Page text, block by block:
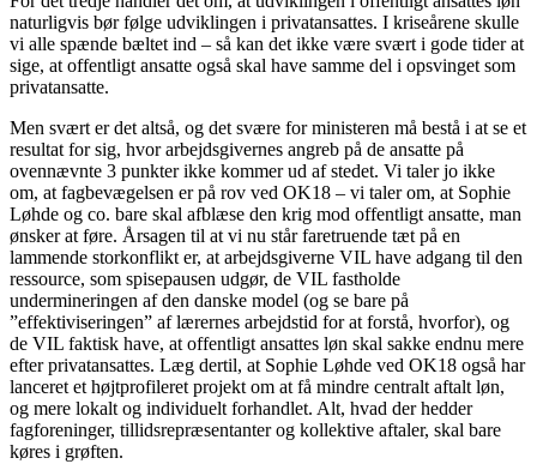
naturligvis bør følge udviklingen i privatansattes. I kriseårene skulle
vi alle spænde bæltet ind – så kan det ikke være svært i gode tider at
sige, at offentligt ansatte også skal have samme del i opsvinget som
privatansatte.
Men svært er det altså, og det svære for ministeren må bestå i at se et
resultat for sig, hvor arbejdsgivernes angreb på de ansatte på
ovennævnte 3 punkter ikke kommer ud af stedet. Vi taler jo ikke
om, at fagbevægelsen er på rov ved OK18 – vi taler om, at Sophie
Løhde og co. bare skal afblæse den krig mod offentligt ansatte, man
ønsker at føre. Årsagen til at vi nu står faretruende tæt på en
lammende storkonflikt er, at arbejdsgiverne VIL have adgang til den
ressource, som spisepausen udgør, de VIL fastholde
undermineringen af den danske model (og se bare på
”effektiviseringen” af lærernes arbejdstid for at forstå, hvorfor), og
de VIL faktisk have, at offentligt ansattes løn skal sakke endnu mere
efter privatansattes. Læg dertil, at Sophie Løhde ved OK18 også har
lanceret et højtprofileret projekt om at få mindre centralt aftalt løn,
og mere lokalt og individuelt forhandlet. Alt, hvad der hedder
fagforeninger, tillidsrepræsentanter og kollektive aftaler, skal bare
køres i grøften.